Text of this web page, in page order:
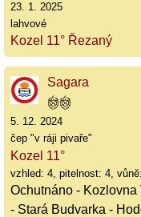
23. 1. 2025
lahvové
Kozel 11° Řezaný
Sagara
5. 12. 2024
čep "v ráji pivaře"
Kozel 11°
vzhled: 4, pitelnost: 4,
Ochutnáno -
- Stará Budvarka -